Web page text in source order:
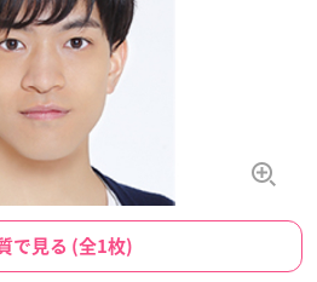
で見る (全1枚)